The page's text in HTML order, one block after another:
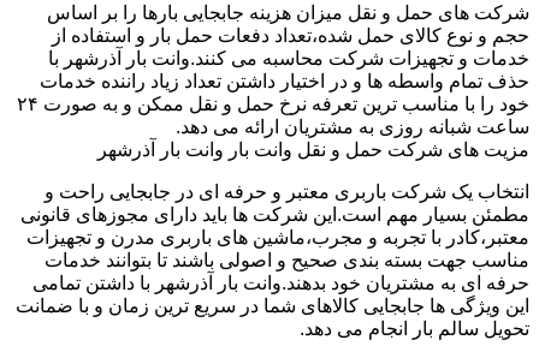
شرکت های حمل و نقل میزان هزینه جابجایی بارها را بر اساس
حجم و نوع کالای حمل شده،تعداد دفعات حمل بار و استفاده از
خدمات و تجهیزات شرکت محاسبه می کنند.وانت بار آذرشهر با
حذف تمام واسطه ها و در اختیار داشتن تعداد زیاد راننده خدمات
خود را با مناسب ترین تعرفه نرخ حمل و نقل ممکن و به صورت ۲۴
ساعت شبانه روزی به مشتریان ارائه می دهد.
مزیت های شرکت حمل و نقل وانت بار وانت بار آذرشهر
انتخاب یک شرکت باربری معتبر و حرفه ای در جابجایی راحت و
مطمئن بسیار مهم است.این شرکت ها باید دارای مجوزهای قانونی
معتبر،کادر با تجربه و مجرب،ماشین های باربری مدرن و تجهیزات
مناسب جهت بسته بندی صحیح و اصولی باشند تا بتوانند خدمات
حرفه ای به مشتریان خود بدهند.وانت بار آذرشهر با داشتن تمامی
این ویژگی ها جابجایی کالاهای شما در سریع ترین زمان و با ضمانت
تحویل سالم بار انجام می دهد.